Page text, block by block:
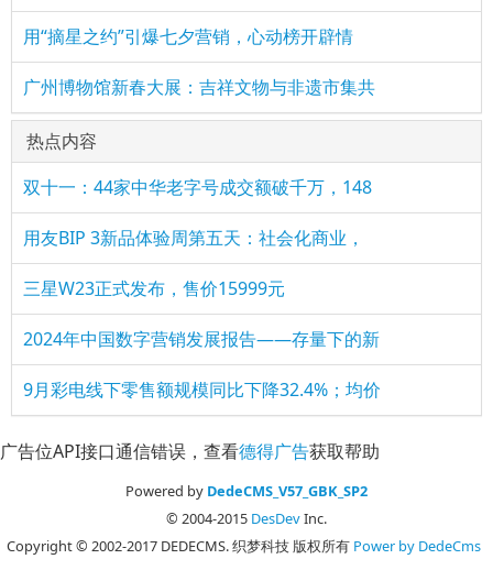
用“摘星之约”引爆七夕营销，心动榜开辟情
广州博物馆新春大展：吉祥文物与非遗市集共
热点内容
双十一：44家中华老字号成交额破千万，148
用友BIP 3新品体验周第五天：社会化商业，
三星W23正式发布，售价15999元
2024年中国数字营销发展报告——存量下的新
9月彩电线下零售额规模同比下降32.4%；均价
广告位API接口通信错误，查看德得广告获取帮助
Powered by DedeCMS_V57_GBK_SP2
© 2004-2015 DesDevInc.
Copyright © 2002-2017 DEDECMS. 织梦科技 版权所有 Power by DedeCms